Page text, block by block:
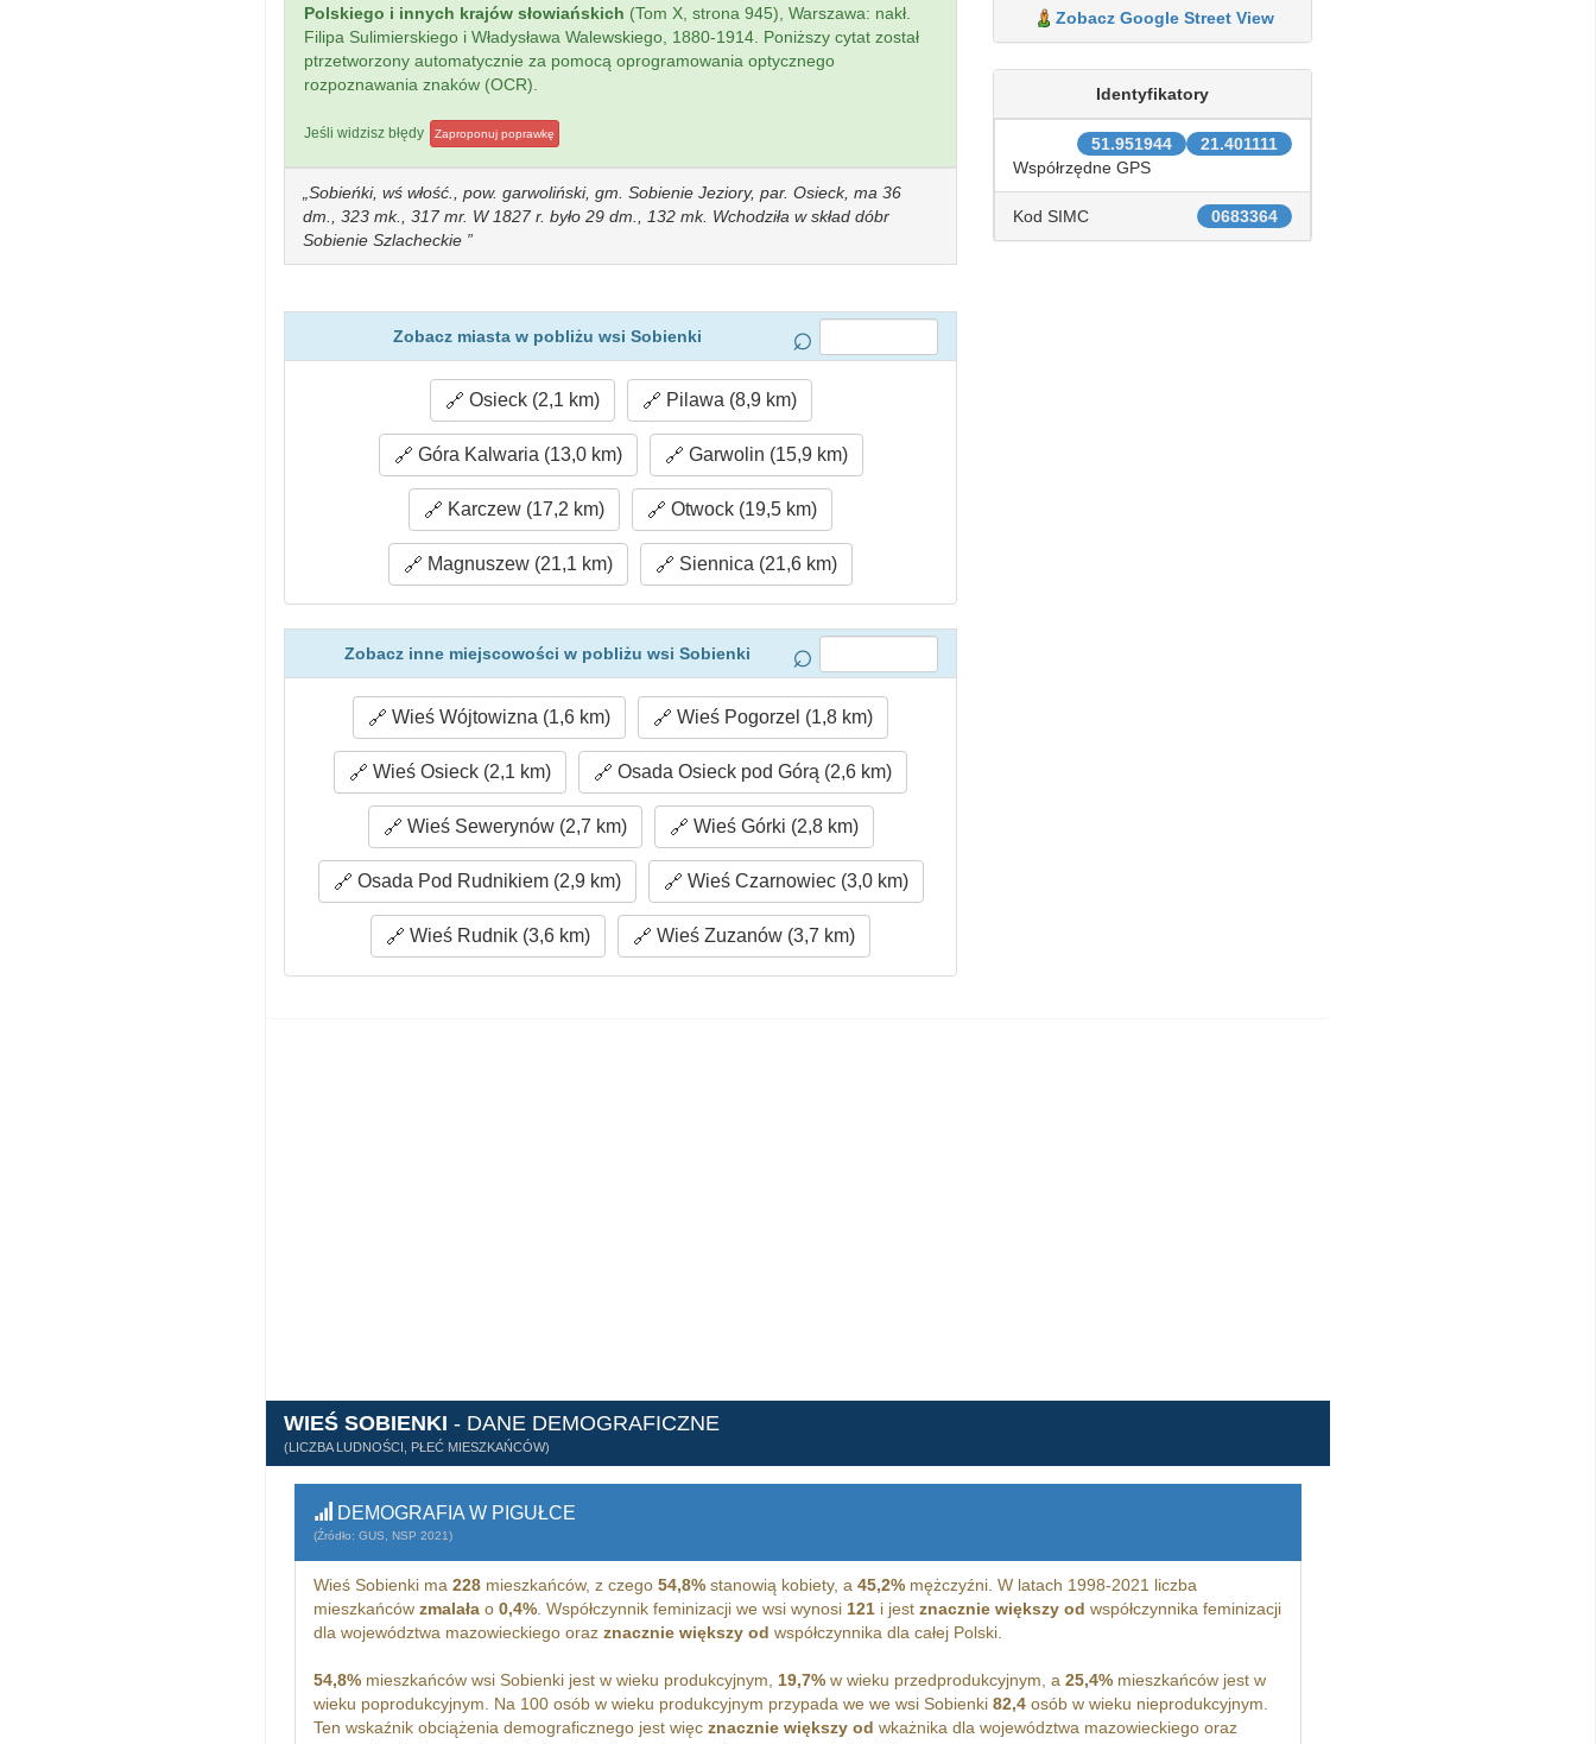
Polskiego i innych krajów słowiańskich (Tom X, strona 945), Warszawa: nakł.
Filipa Sulimierskiego i Władysława Walewskiego, 1880-1914. Poniższy cytat został
ptrzetworzony automatycznie za pomocą oprogramowania optycznego
rozpoznawania znaków (OCR).
Jeśli widzisz błędy Zaproponuj poprawkę
Sobieńki, wś włość., pow. garwoliński, gm. Sobienie Jeziory, par. Osieck, ma 36
dm., 323 mk., 317 mr. W 1827 r. było 29 dm., 132 mk. Wchodziła w skład dóbr
Sobienie Szlacheckie
Zobacz miasta w pobliżu wsi Sobienki
Osieck (2,1 km) Pilawa (8,9 km)
Góra Kalwaria (13,0 km) Garwolin (15,9 km)
Karczew (17,2 km) Otwock (19,5 km)
Magnuszew (21,1 km) Siennica (21,6 km)
Zobacz inne miejscowości w pobliżu wsi Sobienki
Wieś Wójtowizna (1,6 km) Wieś Pogorzel (1,8 km)
Wieś Osieck (2,1 km) Osada Osieck pod Górą (2,6 km)
Wieś Sewerynów (2,7 km) Wieś Górki (2,8 km)
Osada Pod Rudnikiem (2,9 km) Wieś Czarnowiec (3,0 km)
Wieś Rudnik (3,6 km) Wieś Zuzanów (3,7 km)
Zobacz Google Street View
Identyfikatory
21.401111
51.951944
Współrzędne GPS
0683364
Kod SIMC
WIEŚ SOBIENKI - DANE DEMOGRAFICZNE
(LICZBA LUDNOŚCI, PŁEĆ MIESZKAŃCÓW)
DEMOGRAFIA W PIGUŁCE
(Źródło: GUS, NSP 2021)
Wieś Sobienki ma 228mieszkańców, z czego 54,8%stanowią kobiety, a 45,2%mężczyźni. W latach 1998-2021 liczba
mieszkańców zmalałao 0,4%. Współczynnik feminizacji we wsi wynosi 121i jest znacznie większy od współczynnika feminizacji
dla województwa mazowieckiego oraz znacznie większy od współczynnika dla całej Polski.
54,8%mieszkańców wsi Sobienki jest w wieku produkcyjnym, 19,7%w wieku przedprodukcyjnym, a 25,4%mieszkańców jest w
wieku poprodukcyjnym. Na 100 osób w wieku produkcyjnym przypada we we wsi Sobienki 82,4osób w wieku nieprodukcyjnym.
Ten wskaźnik obciążenia demograficznego jest więc znacznie większy od wkażnika dla województwa mazowieckiego oraz